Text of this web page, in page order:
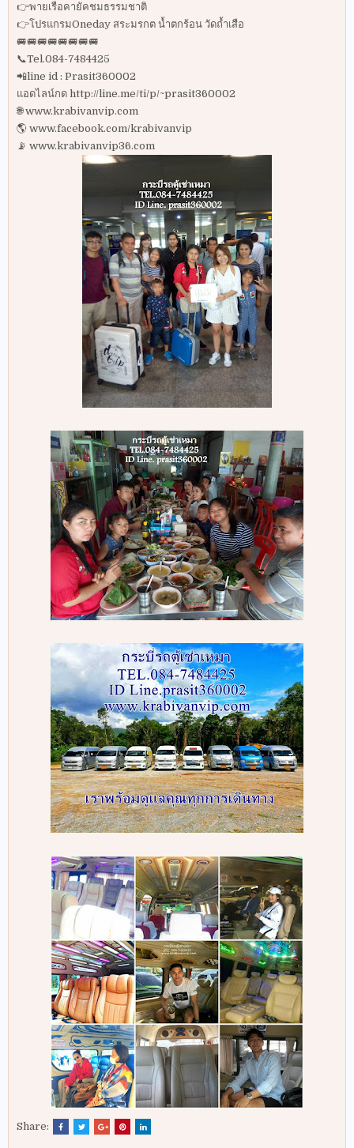
👉พายเรือคายัคชมธรรมชาติ
👉โปรแกรมOneday สระมรกต น้ำตกร้อน วัดถ้ำเสือ
🚐🚐🚐🚐🚐🚐🚐🚐
📞Tel.084-7484425
📲line id : Prasit360002
แอดไลน์กด http://line.me/ti/p/~prasit360002
🌐 www.krabivanvip.com
🌎 www.facebook.com/krabivanvip
📡 www.krabivanvip36.com
Share: